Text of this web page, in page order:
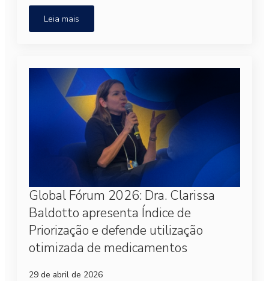
Leia mais
Global Fórum 2026: Dra. Clarissa
Baldotto apresenta Índice de
Priorização e defende utilização
otimizada de medicamentos
29 de abril de 2026